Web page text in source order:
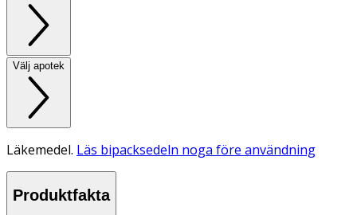
Välj apotek
Läkemedel. Läs bipacksedeln noga före användning
Produktfakta